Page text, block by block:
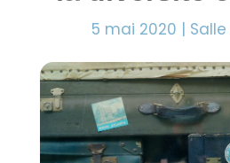
5 mai 2020 |